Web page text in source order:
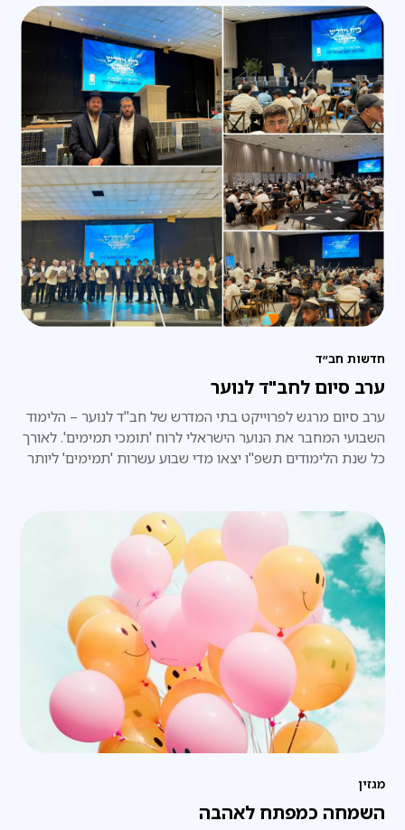
חדשות חב״ד
ערב סיום לחב"ד לנוער
ערב סיום מרגש לפרוייקט בתי המדרש של חב"ד לנוער – הלימוד
השבועי המחבר את הנוער הישראלי לרוח 'תומכי תמימים'. לאורך
כל שנת הלימודים תשפ"ו יצאו מדי שבוע עשרות 'תמימים' ליותר
בני הנוער המקומיים
מגזין
השמחה כמפתח לאהבה